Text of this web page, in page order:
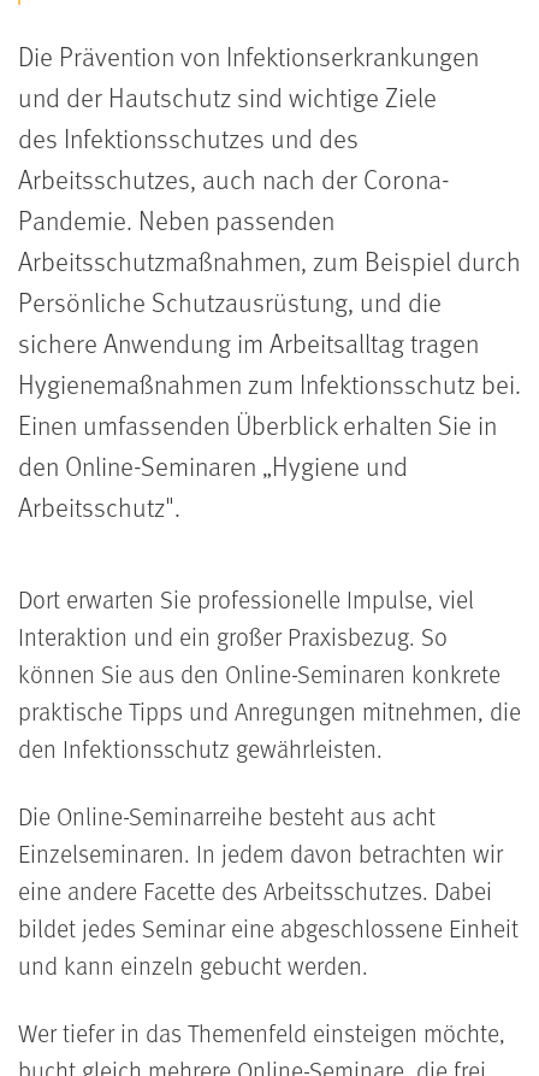
Die Prävention von Infektionserkrankungen
und der Hautschutz sind wichtige Ziele
des Infektionsschutzes und des
Arbeitsschutzes, auch nach der Corona-
Pandemie. Neben passenden
Arbeitsschutzmaßnahmen, zum Beispiel durch
Persönliche Schutzausrüstung, und die
sichere Anwendung im Arbeitsalltag tragen
Hygienemaßnahmen zum Infektionsschutz bei.
Einen umfassenden Überblick erhalten Sie in
den Online-Seminaren „Hygiene und
Arbeitsschutz".
Dort erwarten Sie professionelle Impulse, viel
Interaktion und ein großer Praxisbezug. So
können Sie aus den Online-Seminaren konkrete
praktische Tipps und Anregungen mitnehmen, die
den Infektionsschutz gewährleisten.
Die Online-Seminarreihe besteht aus acht
Einzelseminaren. In jedem davon betrachten wir
eine andere Facette des Arbeitsschutzes. Dabei
bildet jedes Seminar eine abgeschlossene Einheit
und kann einzeln gebucht werden.
Wer tiefer in das Themenfeld einsteigen möchte,